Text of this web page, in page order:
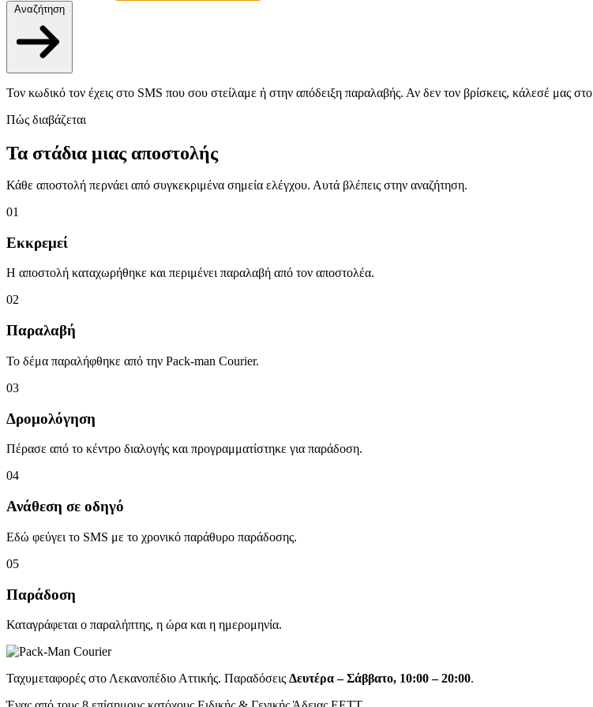
Αναζήτηση
Τον κωδικό τον έχεις στο SMS που σου στείλαμε ή στην απόδειξη παραλαβής. Αν δεν τον βρίσκεις, κάλεσέ μας στο
Πώς διαβάζεται
Τα στάδια μιας αποστολής
Κάθε αποστολή περνάει από συγκεκριμένα σημεία ελέγχου. Αυτά βλέπεις στην αναζήτηση.
01
Εκκρεμεί
Η αποστολή καταχωρήθηκε και περιμένει παραλαβή από τον αποστολέα.
02
Παραλαβή
Το δέμα παραλήφθηκε από την Pack-man Courier.
03
Δρομολόγηση
Πέρασε από το κέντρο διαλογής και προγραμματίστηκε για παράδοση.
04
Ανάθεση σε οδηγό
Εδώ φεύγει το SMS με το χρονικό παράθυρο παράδοσης.
05
Παράδοση
Καταγράφεται ο παραλήπτης, η ώρα και η ημερομηνία.
Ταχυμεταφορές στο Λεκανοπέδιο Αττικής. Παραδόσεις Δευτέρα – Σάββατο, 10:00 – 20:00.